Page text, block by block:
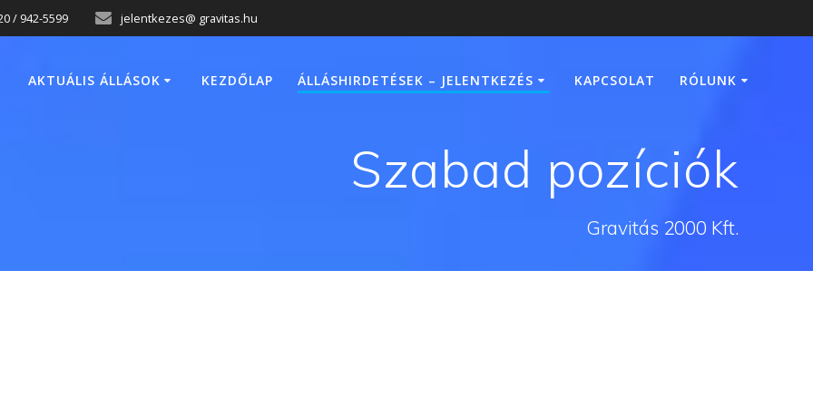
/ 942-5599 jelentkezes@ gravitas.hu
AKTUÁLIS ÁLLÁSOK KEZDŐLAP ÁLLÁSHIRDETÉSEK – JELENTKEZÉS KAPCSOLAT RÓLUNK
Szabad pozíciók
Gravitás 2000 Kft.